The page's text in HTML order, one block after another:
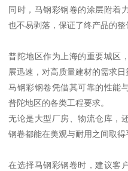
同时，马钢彩钢卷的涂层附着
也不易剥落，保证了终产品的整
普陀地区作为上海的重要城区
展迅速，对高质量建材的需求日
马钢彩钢卷凭借其可靠的性能
普陀地区的各类工程要求。
无论是大型厂房、物流仓库，
钢卷都能在美观与耐用之间取得
在选择马钢彩钢卷时，建议客